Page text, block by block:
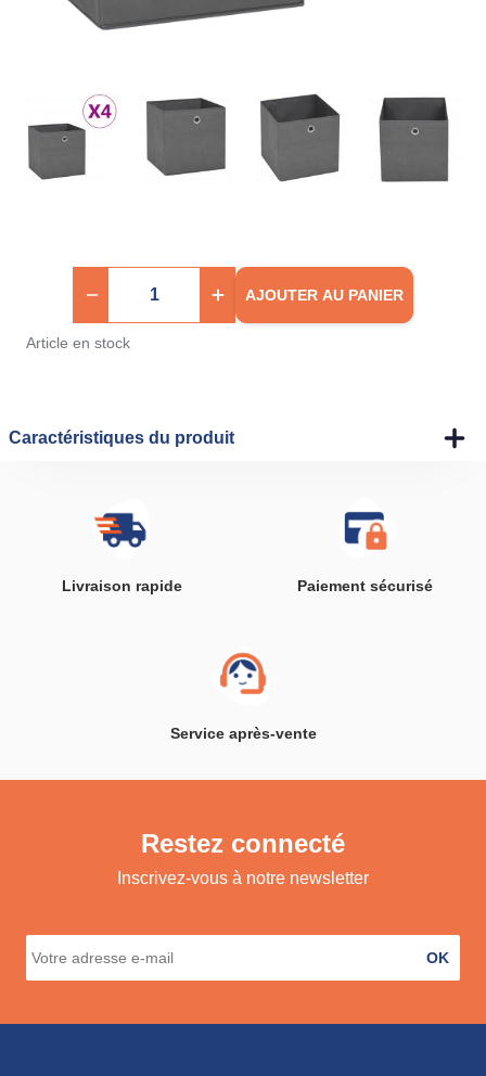
AJOUTER AU PANIER
Article en stock
Caractéristiques du produit
Livraison rapide Paiement sécurisé
Service après-vente
Restez connecté
Inscrivez-vous à notre newsletter
OK